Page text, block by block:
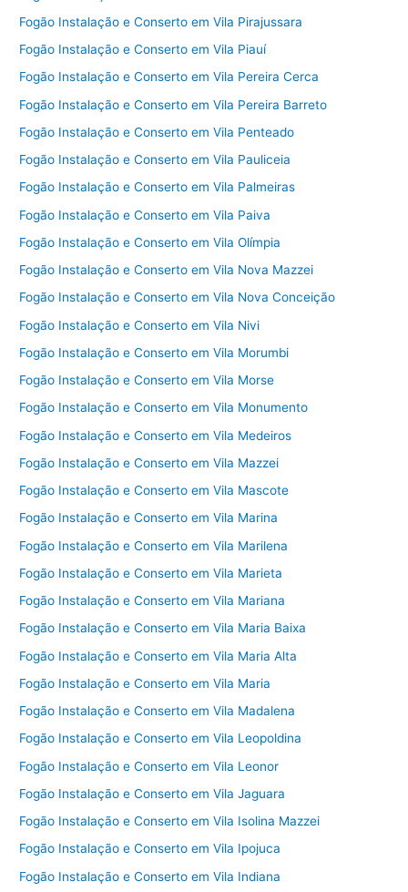
Fogão Instalação e Conserto em Vila Pirajussara
Fogão Instalação e Conserto em Vila Piauí
Fogão Instalação e Conserto em Vila Pereira Cerca
Fogão Instalação e Conserto em Vila Pereira Barreto
Fogão Instalação e Conserto em Vila Penteado
Fogão Instalação e Conserto em Vila Pauliceia
Fogão Instalação e Conserto em Vila Palmeiras
Fogão Instalação e Conserto em Vila Paiva
Fogão Instalação e Conserto em Vila Olímpia
Fogão Instalação e Conserto em Vila Nova Mazzei
Fogão Instalação e Conserto em Vila Nova Conceição
Fogão Instalação e Conserto em Vila Nivi
Fogão Instalação e Conserto em Vila Morumbi
Fogão Instalação e Conserto em Vila Morse
Fogão Instalação e Conserto em Vila Monumento
Fogão Instalação e Conserto em Vila Medeiros
Fogão Instalação e Conserto em Vila Mazzei
Fogão Instalação e Conserto em Vila Mascote
Fogão Instalação e Conserto em Vila Marina
Fogão Instalação e Conserto em Vila Marilena
Fogão Instalação e Conserto em Vila Marieta
Fogão Instalação e Conserto em Vila Mariana
Fogão Instalação e Conserto em Vila Maria Baixa
Fogão Instalação e Conserto em Vila Maria Alta
Fogão Instalação e Conserto em Vila Maria
Fogão Instalação e Conserto em Vila Madalena
Fogão Instalação e Conserto em Vila Leopoldina
Fogão Instalação e Conserto em Vila Leonor
Fogão Instalação e Conserto em Vila Jaguara
Fogão Instalação e Conserto em Vila Isolina Mazzei
Fogão Instalação e Conserto em Vila Ipojuca
Fogão Instalação e Conserto em Vila Indiana